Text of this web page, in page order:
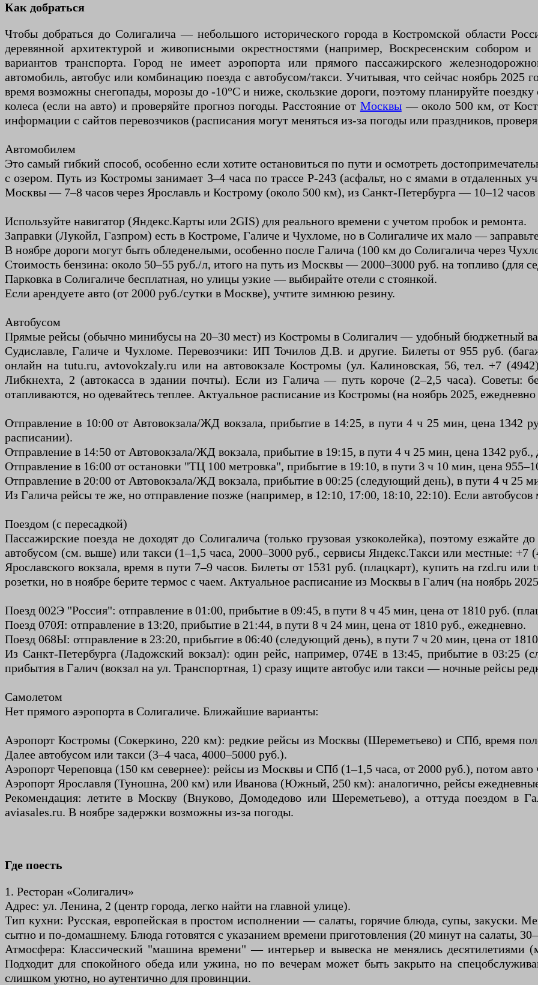
Как добраться
Чтобы добраться до Солигалича — небольшого исторического города в Костромской области
деревянной архитектурой и живописными окрестностями (например, Воскресенским собором
вариантов транспорта. Город не имеет аэропорта или прямого пассажирского
автомобиль, автобус или комбинацию поезда с автобусом/такси. Учитывая, что сейчас ноябрь 2025
время возможны снегопады, морозы до -10°C и ниже, скользкие дороги, поэтому планируйте
колеса (если на авто) и проверяйте прогноз погоды. Расстояние от Москвы— около 500 км, от
информации с сайтов перевозчиков (расписания могут меняться из-за погоды или праздников,
Автомобилем
Это самый гибкий способ, особенно если хотите остановиться по пути и осмотреть
с озером. Путь из Костромы занимает 3–4 часа по трассе Р-243 (асфальт, но с ямами в отдаленных
Москвы — 7–8 часов через Ярославль и Кострому (около 500 км), из Санкт-Петербурга — 10–12
Используйте навигатор (Яндекс.Карты или 2GIS) для реального времени с учетом пробок и ремонта.
Заправки (Лукойл, Газпром) есть в Костроме, Галиче и Чухломе, но в Солигаличе их мало —
В ноябре дороги могут быть обледенелыми, особенно после Галича (100 км до Солигалича через
Стоимость бензина: около 50–55 руб./л, итого на путь из Москвы — 2000–3000 руб. на топливо (для
Парковка в Солигаличе бесплатная, но улицы узкие — выбирайте отели с стоянкой.
Если арендуете авто (от 2000 руб./сутки в Москве), учтите зимнюю резину.
Автобусом
Прямые рейсы (обычно минибусы на 20–30 мест) из Костромы в Солигалич — удобный бюджетный
Судиславле, Галиче и Чухломе. Перевозчики: ИП Точилов Д.В. и другие. Билеты от 955 руб.
онлайн на tutu.ru, avtovokzaly.ru или на автовокзале Костромы (ул. Калиновская, 56, тел. +7
Либкнехта, 2 (автокасса в здании почты). Если из Галича — путь короче (2–2,5 часа). Советы:
отапливаются, но одевайтесь теплее. Актуальное расписание из Костромы (на ноябрь 2025,
Отправление в 10:00 от Автовокзала/ЖД вокзала, прибытие в 14:25, в пути 4 ч 25 мин, цена 1342
расписании).
Отправление в 14:50 от Автовокзала/ЖД вокзала, прибытие в 19:15, в пути 4 ч 25 мин, цена 1342
Отправление в 16:00 от остановки "ТЦ 100 метровка", прибытие в 19:10, в пути 3 ч 10 мин, цена
Отправление в 20:00 от Автовокзала/ЖД вокзала, прибытие в 00:25 (следующий день), в пути 4 ч 25
Из Галича рейсы те же, но отправление позже (например, в 12:10, 17:00, 18:10, 22:10). Если
Поездом (с пересадкой)
Пассажирские поезда не доходят до Солигалича (только грузовая узкоколейка), поэтому езжайте
автобусом (см. выше) или такси (1–1,5 часа, 2000–3000 руб., сервисы Яндекс.Такси или местные:
Ярославского вокзала, время в пути 7–9 часов. Билеты от 1531 руб. (плацкарт), купить на rzd.ru
розетки, но в ноябре берите термос с чаем. Актуальное расписание из Москвы в Галич (на ноябрь
Поезд 002Э "Россия": отправление в 01:00, прибытие в 09:45, в пути 8 ч 45 мин, цена от 1810 руб.
Поезд 070Я: отправление в 13:20, прибытие в 21:44, в пути 8 ч 24 мин, цена от 1810 руб., ежедневно.
Поезд 068Ы: отправление в 23:20, прибытие в 06:40 (следующий день), в пути 7 ч 20 мин, цена от
Из Санкт-Петербурга (Ладожский вокзал): один рейс, например, 074Е в 13:45, прибытие в 03:25
прибытия в Галич (вокзал на ул. Транспортная, 1) сразу ищите автобус или такси — ночные рейсы
Самолетом
Нет прямого аэропорта в Солигаличе. Ближайшие варианты:
Аэропорт Костромы (Сокеркино, 220 км): редкие рейсы из Москвы (Шереметьево) и СПб, время
Далее автобусом или такси (3–4 часа, 4000–5000 руб.).
Аэропорт Череповца (150 км севернее): рейсы из Москвы и СПб (1–1,5 часа, от 2000 руб.), потом авто
Аэропорт Ярославля (Туношна, 200 км) или Иванова (Южный, 250 км): аналогично, рейсы
Рекомендация: летите в Москву (Внуково, Домодедово или Шереметьево), а оттуда поездом в
aviasales.ru. В ноябре задержки возможны из-за погоды.
Где поесть
1. Ресторан «Солигалич»
Адрес: ул. Ленина, 2 (центр города, легко найти на главной улице).
Тип кухни: Русская, европейская в простом исполнении — салаты, горячие блюда, супы, закуски.
сытно и по-домашнему. Блюда готовятся с указанием времени приготовления (20 минут на салаты,
Атмосфера: Классический "машина времени" — интерьер и вывеска не менялись десятилетиями
Подходит для спокойного обеда или ужина, но по вечерам может быть закрыто на
слишком уютно, но аутентично для провинции.